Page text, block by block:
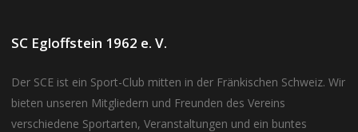
SC Egloffstein 1962 e. V.
Der SCE ist ein Sport-Club mitten in der Fränkischen Schweiz. Wir
bieten unseren Mitgliedern und Freunden des Vereins
verschiedene Sportarten, Veranstaltungen und ein buntes